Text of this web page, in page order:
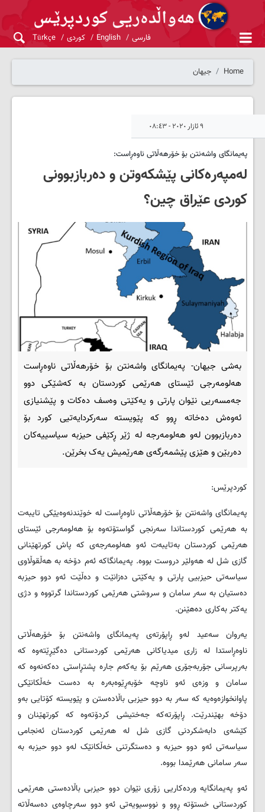
فارسی English کوردی Türkçe
Home جیهان
٩ ئازار ٢٠٢٠ - ٠٨:٤٣
پەیمانگای واشەنتن بۆ خۆرهەڵاتی ناوەڕاست:
لەمپەرەکانی پێشکەوتن و دەربازبوونی
کوردی عێراق چین؟
بەشی جیهان- پەیمانگای واشەنتن بۆ خۆرهەڵاتی ناوەڕاست
هەلومەرجی ئێستای هەرێمی کوردستان بە کەشێکی دوو
جەمسەریی نێوان پارتی و یەکێتی وەسف دەکات و پێشنیازی
ئەوەش دەخاتە ڕوو کە پێویستە سەرکردایەتیی کورد بۆ
دەربازبوون لەو هەلومەرجە لە ژێر ڕکێفی حیزبە سیاسییەکان
دەربێن و هێزی پێشمەرگەی هەرێمیش یەک بخرێن.
کوردپرێس:
پەیمانگای واشەنتن بۆ خۆرهەڵاتی ناوەڕاست لە خوێندنەوەیێکی تایبەت
بە هەرێمی کوردستاندا سەرنجی گواستۆتەوە بۆ هەلومەرجی ئێستای
هەرێمی کوردستان بەتایبەت ئەو هەلومەرجەی کە پاش کورتهێنانی
گازی شل لە هەولێر دروست بووە. پەیمانگاکە ئەم دۆخە بە هەڵقوڵاوی
سیاسەتی حیزبیی پارتی و یەکێتی دەزانێت و دەڵێت ئەو دوو حیزبە
دەستیان بە سەر سامان و سروشتی هەرێمی کوردستاندا گرتووە و دژی
یەکتر بەکاری دەهێنن.
یەروان سەعید لەو ڕاپۆرتەی پەیمانگای واشەنتن بۆ خۆرهەڵاتی
ناوەڕاستدا لە زاری میدیاکانی هەرێمی کوردستانی دەگێڕێتەوە کە
بەرپرسانی جۆربەجۆری هەرێم بۆ یەکەم جارە پشتڕاستی دەکەنەوە کە
سامان و وزەی ئەو ناوچە خۆبەڕێوەبەرە بە دەست خەڵکانێکی
پاوانخوازەوەیە کە سەر بە دوو حیزبی باڵادەستن و پێویستە کۆتایی بەو
دۆخە بهێندرێت. ڕاپۆرتەکە جەختیشی کردۆتەوە کە کورتهێنان و
کێشەی دابەشکردنی گازی شل لە هەرێمی کوردستان ئەنجامی
سیاسەتی ئەو دوو حیزبە و دەستگرتنی خەڵکانێک لەو دوو حیزبە بە
سەر سامانی هەرێمدا بووە.
ئەو پەیمانگایە وردەکاریی زۆری نێوان دوو حیزبی باڵادەستی هەرێمی
کوردستانی خستۆتە ڕوو و نووسیویەتی ئەو دوو سەرچاوەی دەسەڵاتە